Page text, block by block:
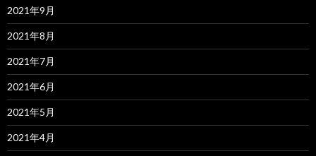
2021年9月
2021年8月
2021年7月
2021年6月
2021年5月
2021年4月